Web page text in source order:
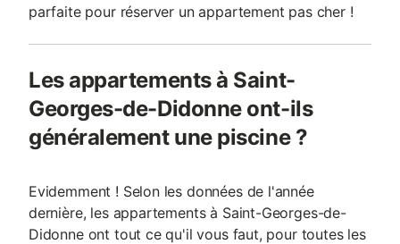
parfaite pour réserver un appartement pas cher !
Les appartements à Saint-
Georges-de-Didonne ont-ils
généralement une piscine ?
Evidemment ! Selon les données de l'année
dernière, les appartements à Saint-Georges-de-
Didonne ont tout ce qu'il vous faut, pour toutes les